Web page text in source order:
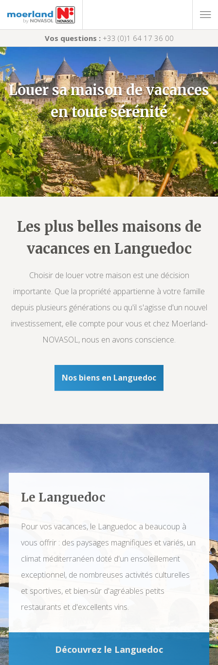
Vos questions : +33 (0)1 64 17 36 00
Louer sa maison de vacances
en toute sérénité
Les plus belles maisons de
vacances en Languedoc
Choisir de louer votre maison est une décision
importante. Que la propriété appartienne à votre famille
depuis plusieurs générations ou qu'il s'agisse d'un nouvel
investissement, elle compte pour vous et chez Moerland-
NOVASOL, nous en avons conscience.
Nos biens en Languedoc
Le Languedoc
Pour vos vacances, le Languedoc a beaucoup à
vous offrir : des paysages magnifiques et variés, un
climat méditerranéen doté d'un ensoleillement
exceptionnel, de nombreuses activités culturelles
et sportives, et bien-sûr d'agréables petits
restaurants et d'excellents vins.
Découvrez le Languedoc